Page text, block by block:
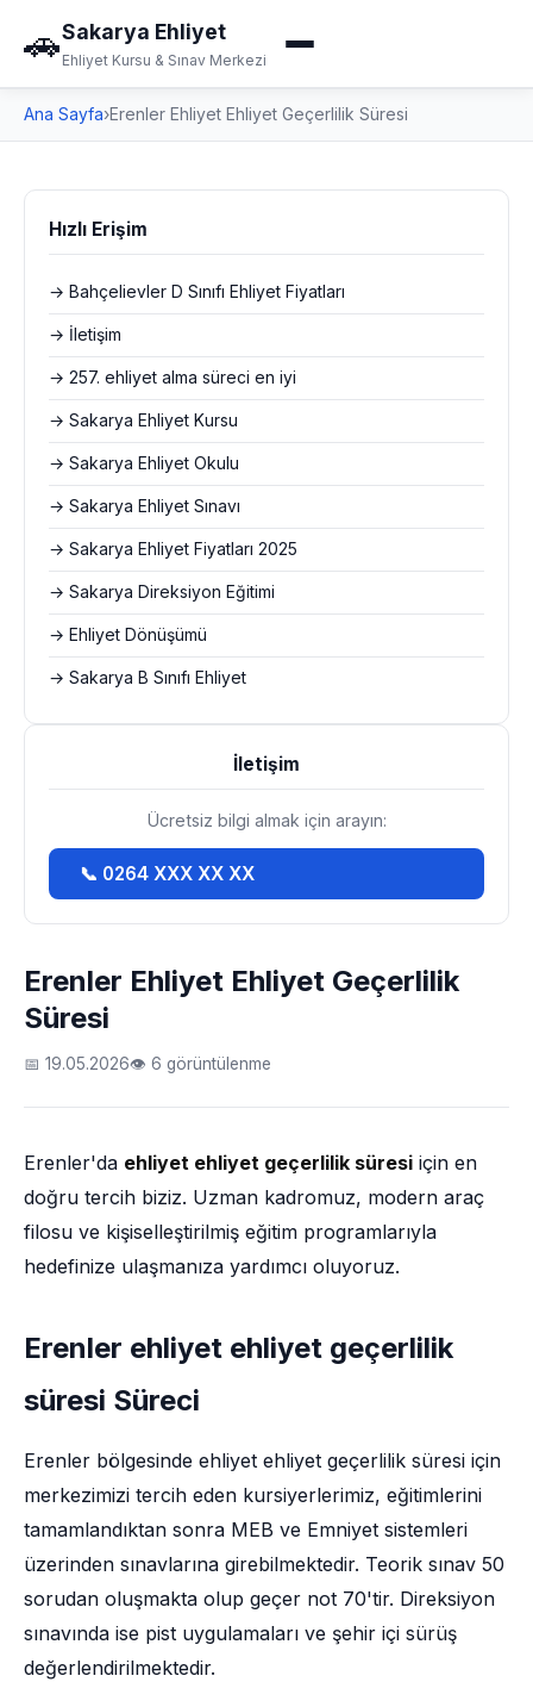
🚗Sakarya Ehliyet
Ehliyet Kursu & Sınav Merkezi
Ana Sayfa›Erenler Ehliyet Ehliyet Geçerlilik Süresi
Erenler Ehliyet Ehliyet Geçerlilik
Süresi
📅 19.05.2026👁 6 görüntülenme
Erenler'da ehliyet ehliyet geçerlilik süresi için en
doğru tercih biziz. Uzman kadromuz, modern araç
filosu ve kişiselleştirilmiş eğitim programlarıyla
hedefinize ulaşmanıza yardımcı oluyoruz.
Erenler ehliyet ehliyet geçerlilik
süresi Süreci
Erenler bölgesinde ehliyet ehliyet geçerlilik süresi için
merkezimizi tercih eden kursiyerlerimiz, eğitimlerini
tamamlandıktan sonra MEB ve Emniyet sistemleri
üzerinden sınavlarına girebilmektedir. Teorik sınav 50
sorudan oluşmakta olup geçer not 70'tir. Direksiyon
sınavında ise pist uygulamaları ve şehir içi sürüş
değerlendirilmektedir.
Hızlı Erişim
→ Bahçelievler D Sınıfı Ehliyet Fiyatları
→ İletişim
→ 257. ehliyet alma süreci en iyi
→ Sakarya Ehliyet Kursu
→ Sakarya Ehliyet Okulu
→ Sakarya Ehliyet Sınavı
→ Sakarya Ehliyet Fiyatları 2025
→ Sakarya Direksiyon Eğitimi
→ Ehliyet Dönüşümü
→ Sakarya B Sınıfı Ehliyet
İletişim
Ücretsiz bilgi almak için arayın:
📞 0264 XXX XX XX